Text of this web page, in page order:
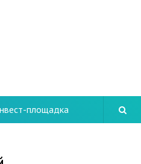
площадка